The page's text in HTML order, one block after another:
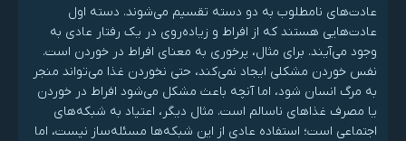
عادت‌های نامطلوب به دو دسته تقسیم می‌شوند. دسته اول
عادت‌هایی هستند که از افراط و زیاده‌روی در یک رفتار عادی به
وجود می‌آیند. برای مثال، پرخوری به معنای افراط در خوردن است.
نفس خوردن مشکلی ایجاد نمی‌کند، حتی نخوردن غذا می‌تواند منجر
به مرگ انسان شود، اما آنچه باعث مشکل می‌شود افراط در خوردن
یا مصرف غذاهای ناسالم است. مثال دیگر، اعتیاد به شبکه‌های
اجتماعی است؛ استفاده عادی از این شبکه‌ها مسئله‌ساز نیست، اما